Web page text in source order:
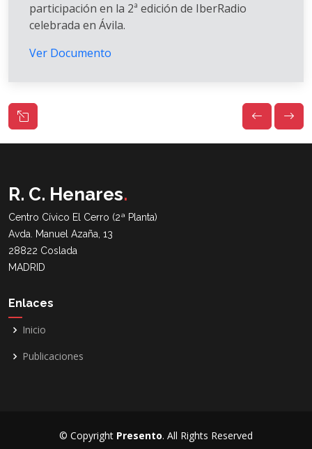
participación en la 2ª edición de IberRadio
celebrada en Ávila.
Ver Documento
R. C. Henares.
Centro Cívico El Cerro (2ª Planta)
Avda. Manuel Azaña, 13
28822 Coslada
MADRID
Enlaces
Inicio
Publicaciones
© Copyright Presento. All Rights Reserved